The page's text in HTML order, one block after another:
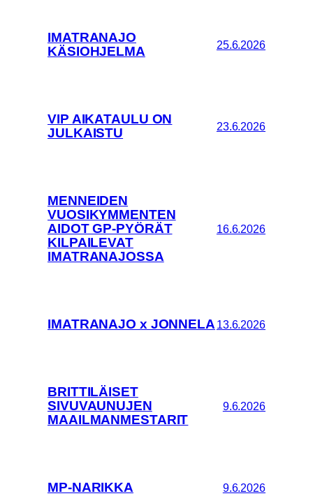
IMATRANAJO
KÄSIOHJELMA
25.6.2026
VIP AIKATAULU ON
JULKAISTU
23.6.2026
MENNEIDEN
VUOSIKYMMENTEN
AIDOT GP-PYÖRÄT
KILPAILEVAT
IMATRANAJOSSA
16.6.2026
IMATRANAJO x JONNELA 13.6.2026
BRITTILÄISET
SIVUVAUNUJEN
MAAILMANMESTARIT
9.6.2026
MP-NARIKKA 9.6.2026